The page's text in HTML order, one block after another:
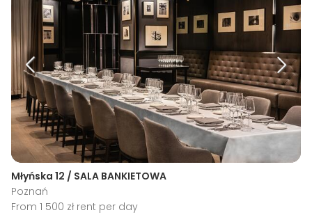
Młyńska 12 / SALA BANKIETOWA
Poznań
From 1 500 zł rent per day